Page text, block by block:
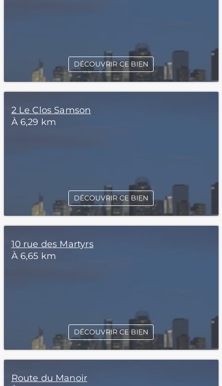
DÉCOUVRIR CE BIEN
2 Le Clos Samson
À 6,29 km
DÉCOUVRIR CE BIEN
10 rue des Martyrs
À 6,65 km
DÉCOUVRIR CE BIEN
Route du Manoir